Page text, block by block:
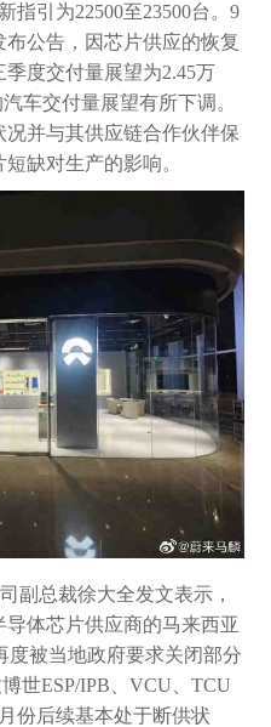
指引为22500至23500台。9
布公告，因芯片供应的恢复
度交付量展望为2.45万
车交付量展望有所下调。
并与其供应链合作伙伴保
缺对生产的影响。
副总裁徐大全发文表示，
体芯片供应商的马来西亚
度被当地政府要求关闭部分
世ESP/IPB、VCU、TCU
份后续基本处于断供状